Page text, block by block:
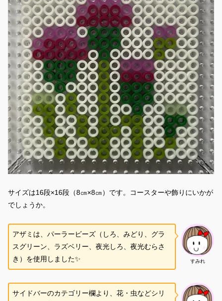
サイズは16段×16段（8㎝×8㎝）です。コースターや飾りにいかが
でしょうか。
すみれ
アザミは、パーラービーズ（しろ、みどり、グラ
スグリーン、ラズベリー、夜光しろ、夜光むらさ
き）を使用しました✨
サイドバーのカテゴリー欄より、花・虫などシリ